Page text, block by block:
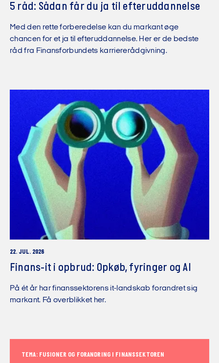
5 råd: Sådan får du ja til efteruddannelse
Med den rette forberedelse kan du markant øge
chancen for et ja til efteruddannelse. Her er de bedste
råd fra Finansforbundets karriererådgivning.
22. JUL. 2026
Finans-it i opbrud: Opkøb, fyringer og AI
På ét år har finanssektorens it-landskab forandret sig
markant. Få overblikket her.
TEMA: FUSIONER OG FORANDRING I FINANSSEKTOREN